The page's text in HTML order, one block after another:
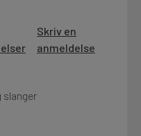
Skriv en
anmeldelse
slanger